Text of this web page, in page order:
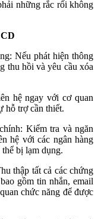
những rắc rối không
Nếu phát hiện thông
thu hồi và yêu cầu xóa
hệ ngay với cơ quan
hỗ trợ cần thiết.
Kiểm tra và ngăn
hệ với các ngân hàng
bị lạm dụng.
thập tất cả các chứng
gồm tin nhắn, email
chức năng để được